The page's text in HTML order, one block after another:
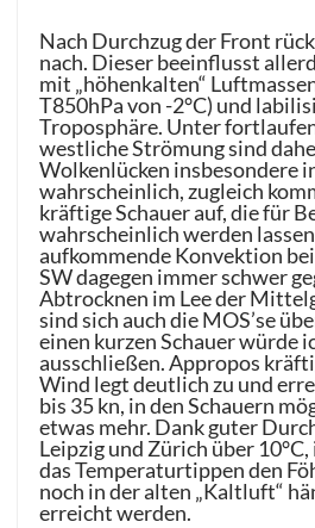
Nach Durchzug der Front
nach. Dieser beeinflusst
mit „höhenkalten“
T850hPa von -2°C) und
Troposphäre. Unter
westliche Strömung sind
Wolkenlücken insbesondere
wahrscheinlich, zugleich
kräftige Schauer auf, die für
wahrscheinlich werden
aufkommende Konvektion
SW dagegen immer schwer
Abtrocknen im Lee der
sind sich auch die MOS’se
einen kurzen Schauer würde
ausschließen. Appropos
Wind legt deutlich zu und
bis 35 kn, in den Schauern
etwas mehr. Dank guter
Leipzig und Zürich über
das Temperaturtippen den
noch in der alten „Kaltluft“
erreicht werden.